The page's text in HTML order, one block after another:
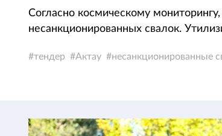
Согласно космическому
несанкционированных свалок.
тендер Актау несанкционированные